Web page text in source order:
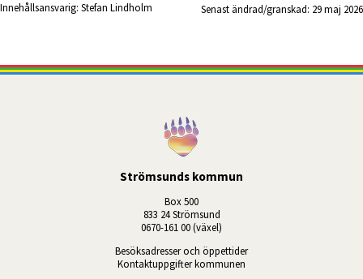
Innehållsansvarig: Stefan Lindholm Senast ändrad/granskad: 29 maj 2026
Strömsunds kommun
Box 500
833 24 Strömsund
0670-161 00 (växel)
Besöksadresser och öppettider
Kontaktuppgifter kommunen